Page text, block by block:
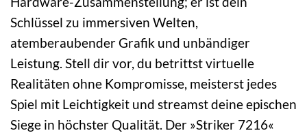
Schlüssel zu immersiven Welten,
atemberaubender Grafik und unbändiger
Leistung. Stell dir vor, du betrittst virtuelle
Realitäten ohne Kompromisse, meisterst jedes
Spiel mit Leichtigkeit und streamst deine epischen
Siege in höchster Qualität. Der »Striker 7216«